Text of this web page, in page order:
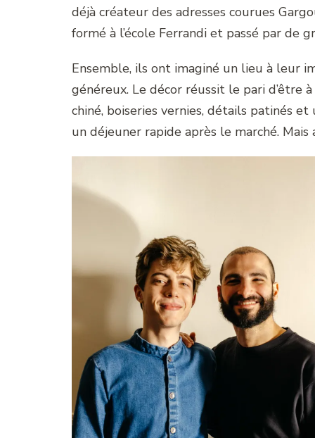
déjà créateur des adresses courues
formé à l’école Ferrandi et passé par de
Ensemble, ils ont imaginé un lieu à leur
généreux. Le décor réussit le pari
chiné, boiseries vernies, détails patinés
un déjeuner rapide après le marché.